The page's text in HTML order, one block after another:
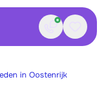
Contact
in Oostenrijk